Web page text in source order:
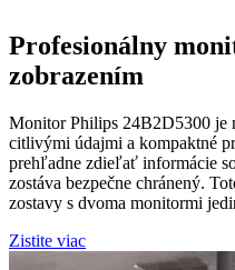
Profesionálny
zobrazením
Monitor Philips 24B2D5300 je
citlivými údajmi a kompaktné
prehľadne zdieľať informácie
zostáva bezpečne chránený.
zostavy s dvoma monitormi
Zistite viac